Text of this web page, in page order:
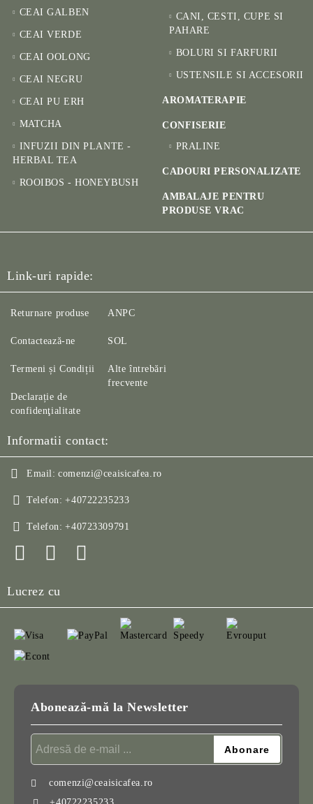
CEAI GALBEN
CEAI VERDE
CEAI OOLONG
CEAI NEGRU
CEAI PU ERH
MATCHA
INFUZII DIN PLANTE -
HERBAL TEA
ROOIBOS - HONEYBUSH
CANI, CESTI, CUPE SI
PAHARE
BOLURI SI FARFURII
USTENSILE SI ACCESORII
AROMATERAPIE
CONFISERIE
PRALINE
CADOURI PERSONALIZATE
AMBALAJE PENTRU
PRODUSE VRAC
Link-uri rapide:
Returnare produse
Contactează-ne
Termeni și Condiții
Declarație de
confidenţialitate
ANPC
SOL
Alte întrebări
frecvente
Informatii contact:
Email: comenzi@ceaisicafea.ro
Telefon: +40722235233
Telefon: +40723309791
Lucrez cu
Abonează-mă la Newsletter
comenzi@ceaisicafea.ro